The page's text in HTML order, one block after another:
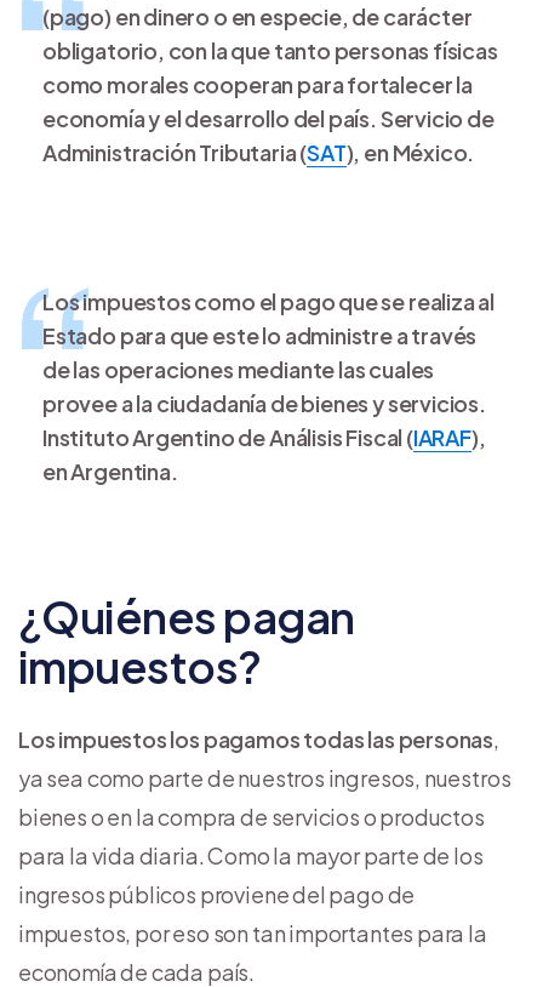
(pago) en dinero o en especie, de carácter
obligatorio, con la que tanto personas físicas
como morales cooperan para fortalecer la
economía y el desarrollo del país. Servicio de
Administración Tributaria (SAT), en México.
Los impuestos como el pago que se realiza al
Estado para que este lo administrea través
de las operaciones mediante las cuales
provee a la ciudadanía de bienes y servicios.
Instituto Argentino de Análisis Fiscal (IARAF),
en Argentina.
¿Quiénes pagan
impuestos?
Los impuestos los pagamos todas las personas,
ya sea como parte de nuestros ingresos, nuestros
bienes o en la compra de servicios o productos
para la vida diaria. Como la mayor parte de los
ingresos públicos proviene del pago de
impuestos, por eso son tan importantes para la
economía de cada país.